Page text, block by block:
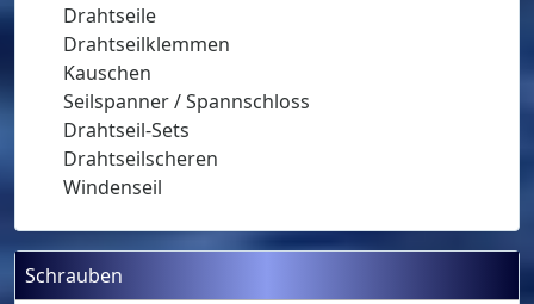
Drahtseile
Drahtseilklemmen
Kauschen
Seilspanner / Spannschloss
Drahtseil-Sets
Drahtseilscheren
Windenseil
Schrauben